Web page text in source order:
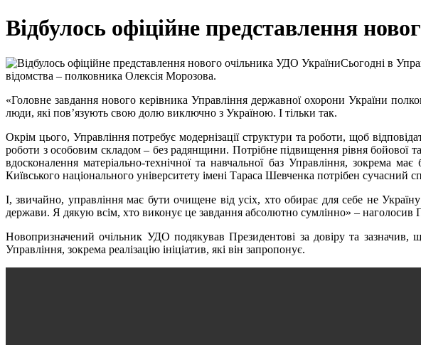
Відбулось офіційне представлення
Сьогодні в
відомства – полковника Олексія Морозова.
«Головне завдання нового керівника Управління державної охорони України
люди, які повʼязують свою долю виключно з Україною. І тільки так.
Окрім цього, Управління потребує модернізації структури та роботи, щоб
роботи з особовим складом – без радянщини. Потрібне підвищення рівня бойової
вдосконалення матеріально-технічної та навчальної баз Управління, зокрема
Київського національного університету імені Тараса Шевченка потрібен сучасний
І, звичайно, управління має бути очищене від усіх, хто обирає для себе не
держави. Я дякую всім, хто виконує це завдання абсолютно сумлінно» – наголосив
Новопризначений очільник УДО подякував Президентові за довіру та
Управління, зокрема реалізацію ініціатив, які він запропонує.